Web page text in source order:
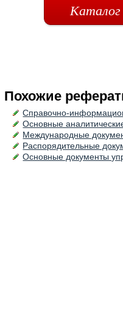
Похожие
Справочно-
Основные
Международные
Распорядительные
Основные документы